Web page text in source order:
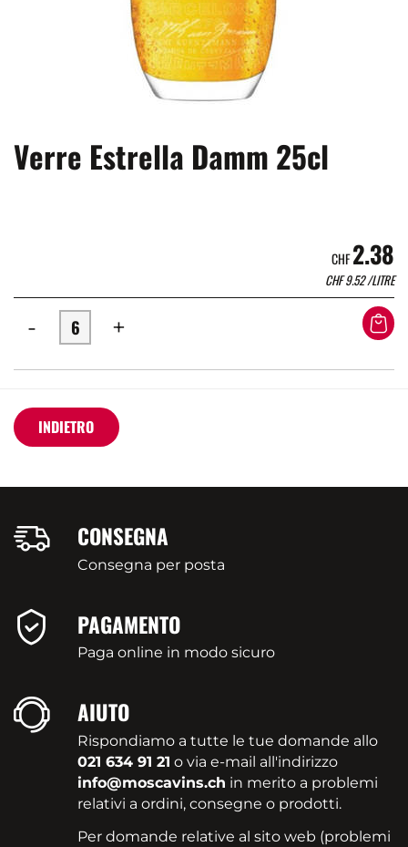
Verre Estrella Damm 25cl
CHF2.38
CHF9.52/LITRE
- +
INDIETRO
CONSEGNA
Consegna per posta
PAGAMENTO
Paga online in modo sicuro
AIUTO
Rispondiamo a tutte le tue domande allo
021 634 91 21 o via e-mail all'indirizzo
info@moscavins.ch in merito a problemi
relativi a ordini, consegne o prodotti.
Per domande relative al sito web (problemi